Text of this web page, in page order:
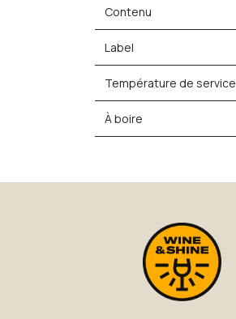
Contenu
Label
Température de service
À boire